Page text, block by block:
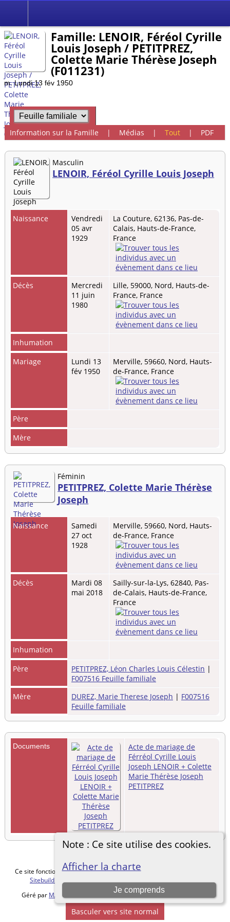
Note : Ce site utilise des cookies.
Afficher la charte
Je comprends
Famille: LENOIR, Féréol Cyrille
Louis Joseph / PETITPREZ,
Colette Marie Thérèse Joseph
(F011231)
m. Lundi 13 fév 1950
Information sur la Famille | Médias | Tout| PDF
Masculin
LENOIR, Féréol Cyrille Louis Joseph
Naissance
Vendredi
05 avr
1929
La Couture, 62136, Pas-de-
Calais, Hauts-de-France,
France
Décès
Mercredi
11 juin
1980
Lille, 59000, Nord, Hauts-de-
France, France
Inhumation
Mariage
Lundi 13
fév 1950
Merville, 59660, Nord, Hauts-
de-France, France
Père
Mère
Féminin
PETITPREZ, Colette Marie Thérèse
Joseph
Naissance
Samedi
27 oct
1928
Merville, 59660, Nord, Hauts-
de-France, France
Décès
Mardi 08
mai 2018
Sailly-sur-la-Lys, 62840, Pas-
de-Calais, Hauts-de-France,
France
Inhumation
Père
PETITPREZ, Léon Charles Louis Célestin |
F007516 Feuille familiale
Mère
DUREZ, Marie Therese Joseph | F007516
Feuille familiale
Documents
Acte de mariage de
Férréol Cyrille Louis
Joseph LENOIR + Colette
Marie Thérèse Joseph
PETITPREZ
Ce site fonctionne grace au logicielThe Next Generation of Genealogy
Sitebuilding
Géré par MALVACHE Cédric Charte de protection des données
Basculer vers site normal